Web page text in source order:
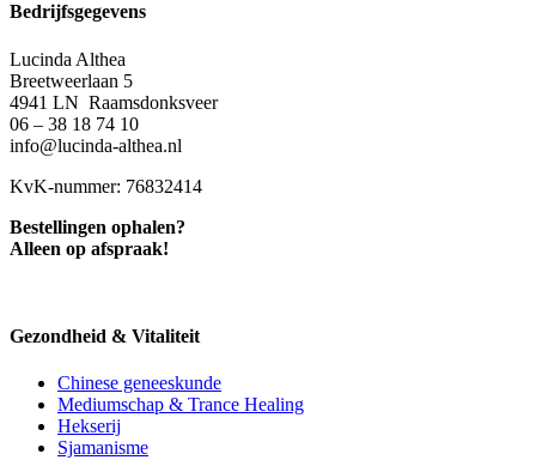
Bedrijfsgegevens
Lucinda Althea
Breetweerlaan 5
4941 LN Raamsdonksveer
06 – 38 18 74 10
info@lucinda-althea.nl
KvK-nummer: 76832414
Bestellingen ophalen?
Alleen op afspraak!
Gezondheid & Vitaliteit
Chinese geneeskunde
Mediumschap & Trance Healing
Hekserij
Sjamanisme